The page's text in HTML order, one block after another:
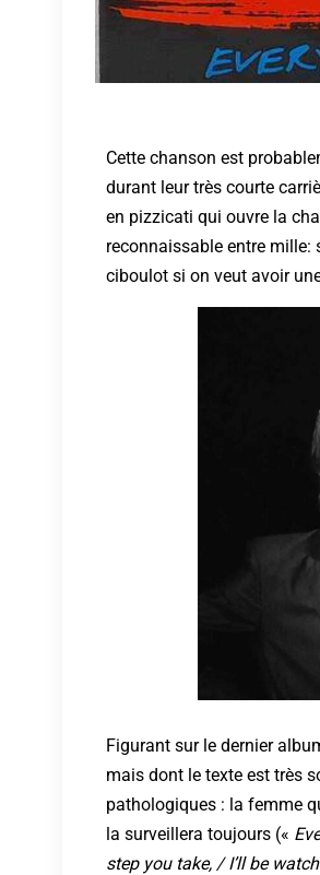
Cette chanson est
durant leur très courte
en pizzicati qui ouvre la
reconnaissable entre mille:
ciboulot si on veut avoir
Figurant sur le dernier
mais dont le texte est très
pathologiques : la femme
la surveillera toujours («
step you take, / I’ll be